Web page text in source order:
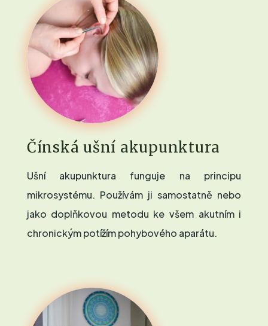
Čínská ušní akupunktura
Ušní akupunktura funguje na principu
mikrosystému. Používám ji samostatně nebo
jako doplňkovou metodu ke všem akutním i
chronickým potížím pohybového aparátu.